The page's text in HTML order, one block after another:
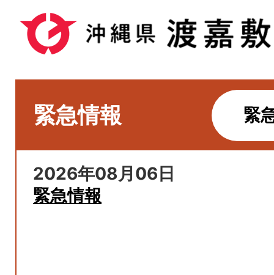
緊急情報 緊
2026年08月06日
緊急情報